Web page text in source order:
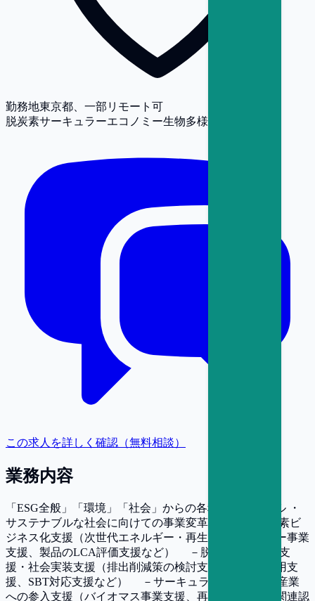
勤務地東京都、一部リモート可
脱炭素サーキュラーエコノミー生物多様性
この求人を詳しく確認（無料相談）
業務内容
「ESG全般」「環境」「社会」からの各種支援コンサル ・
サステナブルな社会に向けての事業変革支援 －脱炭素ビ
ジネス化支援（次世代エネルギー・再生可能エネルギー事業
支援、製品のLCA評価支援など） －脱炭素移行計画支
援・社会実装支援（排出削減策の検討支援、排出権活用支
援、SBT対応支援など） －サーキュラーエコノミー産業
への参入支援（バイオマス事業支援、再生事業支援、関連認